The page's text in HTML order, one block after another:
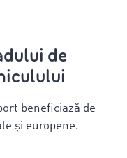
de
beneficiază de
și europene.